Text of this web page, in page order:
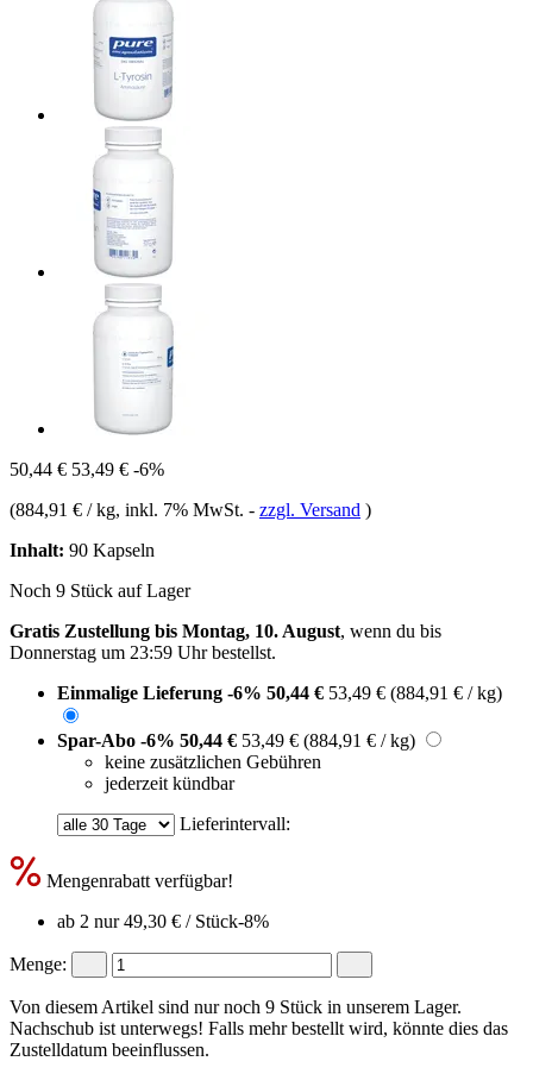
50,44 € 53,49 € -6%
(884,91 € / kg, inkl. 7% MwSt. - zzgl. Versand )
Inhalt: 90 Kapseln
Noch 9 Stück auf Lager
Gratis Zustellung bis Montag, 10. August, wenn du bis
Donnerstag um 23:59 Uhrbestellst.
Einmalige Lieferung -6% 50,44 € 53,49 € (884,91 € / kg)
Spar-Abo -6% 50,44 € 53,49 € (884,91 € / kg)
keine zusätzlichen Gebühren
jederzeit kündbar
Lieferintervall:
Mengenrabatt verfügbar!
ab 2 nur49,30 € / Stück-8%
Menge:
Von diesem Artikel sind nur noch 9 Stück in unserem Lager.
Nachschub ist unterwegs! Falls mehr bestellt wird, könnte dies das
Zustelldatum beeinflussen.